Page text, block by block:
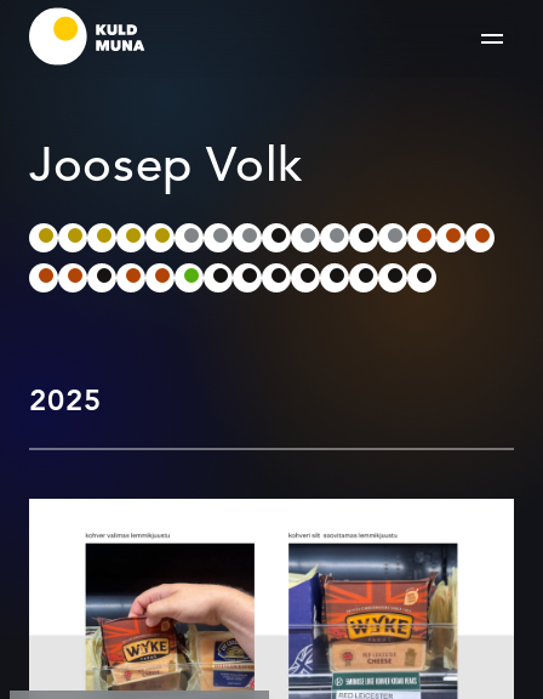
Joosep Volk
2025